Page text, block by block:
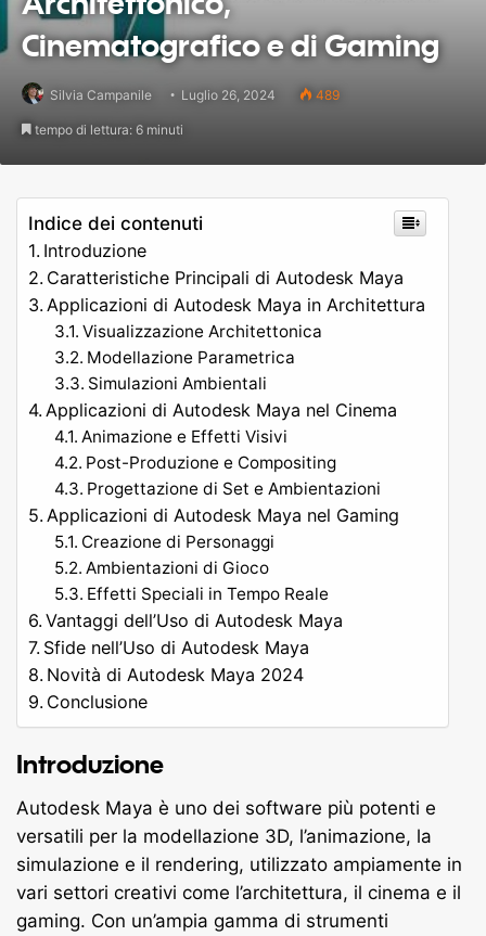
Cinematografico e di Gaming
Silvia Campanile Luglio 26, 2024 489
tempo di lettura: 6 minuti
Indice dei contenuti
Introduzione
Caratteristiche Principali di Autodesk Maya
Applicazioni di Autodesk Maya in Architettura
Visualizzazione Architettonica
Modellazione Parametrica
Simulazioni Ambientali
Applicazioni di Autodesk Maya nel Cinema
Animazione e Effetti Visivi
Post-Produzione e Compositing
Progettazione di Set e Ambientazioni
Applicazioni di Autodesk Maya nel Gaming
Creazione di Personaggi
Ambientazioni di Gioco
Effetti Speciali in Tempo Reale
Vantaggi dell’Uso di Autodesk Maya
Sfide nell’Uso di Autodesk Maya
Novità di Autodesk Maya 2024
Conclusione
Introduzione
Autodesk Maya è uno dei software più potenti e
versatili per la modellazione 3D, l’animazione, la
simulazione e il rendering, utilizzato ampiamente in
vari settori creativi come l’architettura, il cinema e il
gaming. Con un’ampia gamma di strumenti